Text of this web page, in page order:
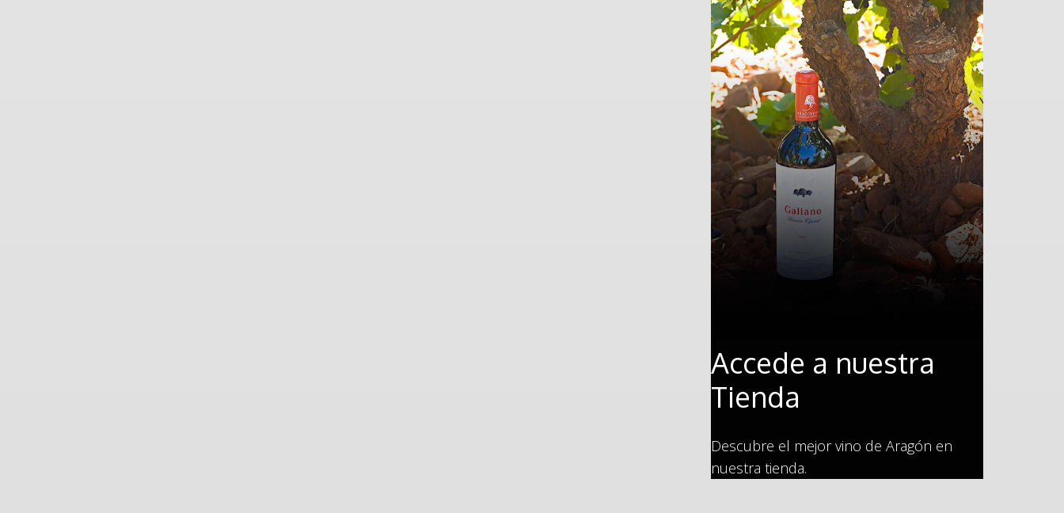
Accede a nuestra
Tienda
Descubre el mejor vino de Aragón en
nuestra tienda.